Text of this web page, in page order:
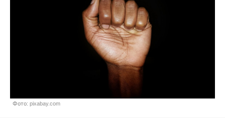
Фото: pixabay.com